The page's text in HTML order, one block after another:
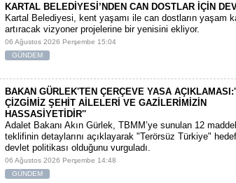
KARTAL BELEDİYESİ’NDEN CAN DOSTLAR İÇİN
Kartal Belediyesi, kent yaşamı ile can dostların yaşam
artıracak vizyoner projelerine bir yenisini ekliyor.
06 Ağustos 2026 Perşembe 15:04
GÜNDEM
BAKAN GÜRLEK'TEN ÇERÇEVE YASA
ÇİZGİMİZ ŞEHİT AİLELERİ VE GAZİLERİMİZİN
HASSASİYETİDİR''
Adalet Bakanı Akın Gürlek, TBMM’ye sunulan 12
teklifinin detaylarını açıklayarak "Terörsüz Türkiye"
devlet politikası olduğunu vurguladı.
06 Ağustos 2026 Perşembe 14:48
GÜNDEM